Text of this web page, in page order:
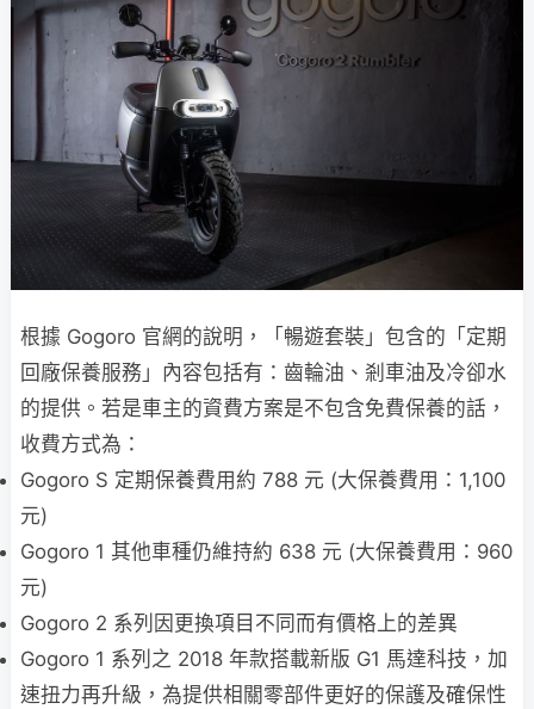
根據 Gogoro 官網的說明，「暢遊套裝」包含的「定期
回廠保養服務」內容包括有：齒輪油、剎車油及冷卻水
的提供。若是車主的資費方案是不包含免費保養的話，
收費方式為：
Gogoro S 定期保養費用約 788 元 (大保養費用：1,100
元)
Gogoro 1 其他車種仍維持約 638 元 (大保養費用：960
元)
Gogoro 2 系列因更換項目不同而有價格上的差異
Gogoro 1 系列之 2018 年款搭載新版 G1 馬達科技，加
速扭力再升級，為提供相關零部件更好的保護及確保性